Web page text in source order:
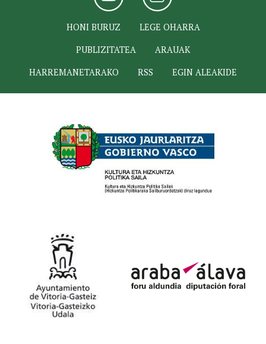
HONI BURUZ
LEGE OHARRA
PUBLIZITATEA
ARAUAK
HARREMANETARAKO
RSS EGIN ALEAKIDE